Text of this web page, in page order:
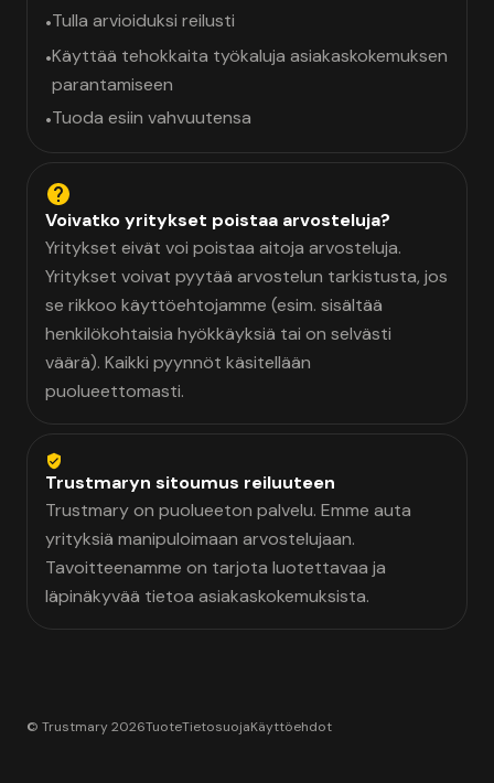
•Tulla arvioiduksi reilusti
•Käyttää tehokkaita työkaluja asiakaskokemuksen
parantamiseen
•Tuoda esiin vahvuutensa
Voivatko yritykset poistaa arvosteluja?
Yritykset eivät voi poistaa aitoja arvosteluja.
Yritykset voivat pyytää arvostelun tarkistusta, jos
se rikkoo käyttöehtojamme (esim. sisältää
henkilökohtaisia hyökkäyksiä tai on selvästi
väärä). Kaikki pyynnöt käsitellään
puolueettomasti.
Trustmaryn sitoumus reiluuteen
Trustmary on puolueeton palvelu. Emme auta
yrityksiä manipuloimaan arvostelujaan.
Tavoitteenamme on tarjota luotettavaa ja
läpinäkyvää tietoa asiakaskokemuksista.
© Trustmary 2026TuoteTietosuojaKäyttöehdot